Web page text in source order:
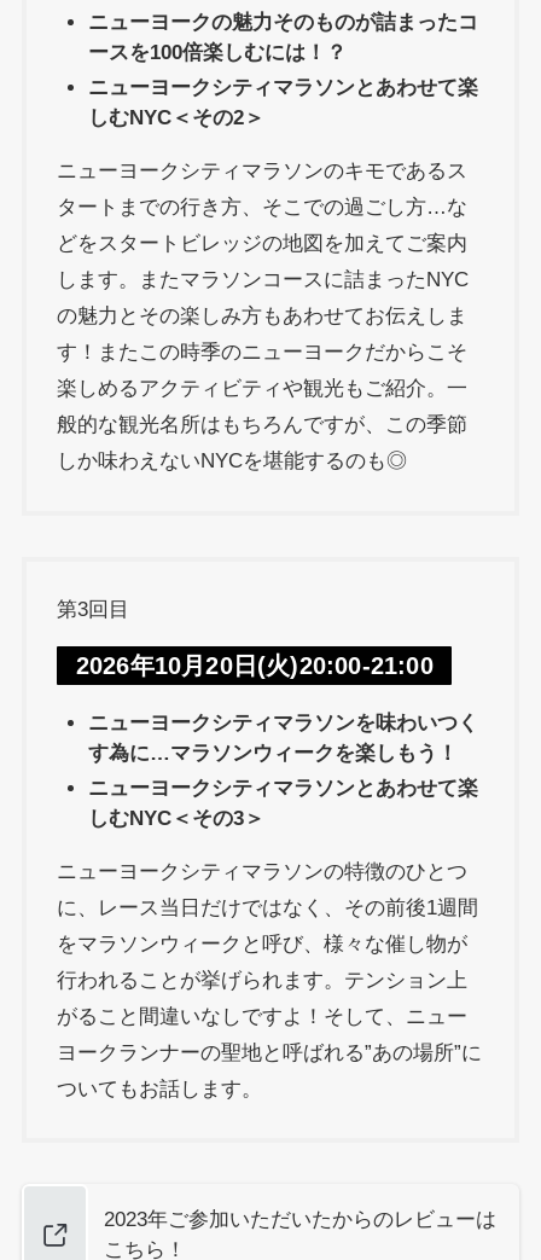
ニューヨークの魅力そのものが詰まったコ
ースを100倍楽しむには！？
ニューヨークシティマラソンとあわせて楽
しむNYC＜その2＞
ニューヨークシティマラソンのキモであるス
タートまでの行き方、そこでの過ごし方…な
どをスタートビレッジの地図を加えてご案内
します。またマラソンコースに詰まったNYC
の魅力とその楽しみ方もあわせてお伝えしま
す！またこの時季のニューヨークだからこそ
楽しめるアクティビティや観光もご紹介。一
般的な観光名所はもちろんですが、この季節
しか味わえないNYCを堪能するのも◎
第3回目
2026年10月20日(火)20:00-21:00
ニューヨークシティマラソンを味わいつく
す為に…マラソンウィークを楽しもう！
ニューヨークシティマラソンとあわせて楽
しむNYC＜その3＞
ニューヨークシティマラソンの特徴のひとつ
に、レース当日だけではなく、その前後1週間
をマラソンウィークと呼び、様々な催し物が
行われることが挙げられます。テンション上
がること間違いなしですよ！そして、ニュー
ヨークランナーの聖地と呼ばれる”あの場所”に
ついてもお話します。
2023年ご参加いただいたからのレビューは
こちら！